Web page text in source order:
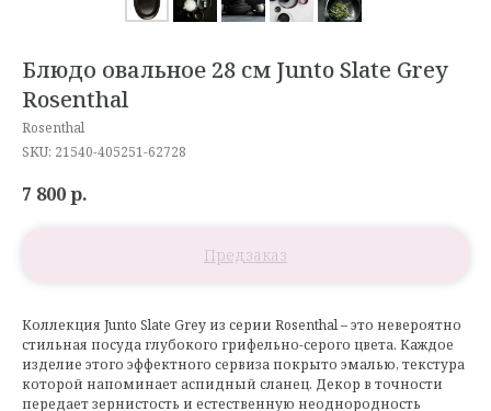
Блюдо овальное 28 см Junto Slate Grey
Rosenthal
Rosenthal
SKU: 21540-405251-62728
7 800р.
Коллекция Junto Slate Grey из серии Rosenthal – это невероятно
стильная посуда глубокого грифельно-серого цвета. Каждое
изделие этого эффектного сервиза покрыто эмалью, текстура
которой напоминает аспидный сланец. Декор в точности
передает зернистость и естественную неоднородность